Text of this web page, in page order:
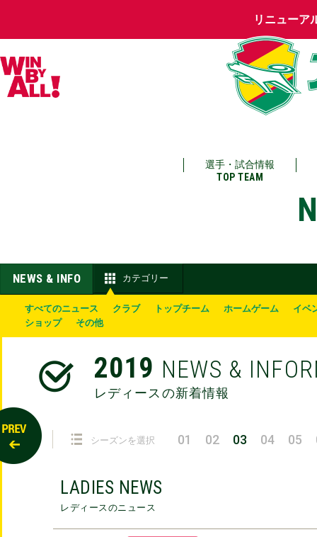
リニューア
選手・試合情報
TOP TEAM
NEWS & INFO カテゴリー
すべてのニュース クラブ トップチーム ホームゲーム
イベ
ショップ
その他
2019 NEWS &
レディースの新着情報
シーズンを選択 01 02 03 04 05
LADIES NEWS
レディースのニュース